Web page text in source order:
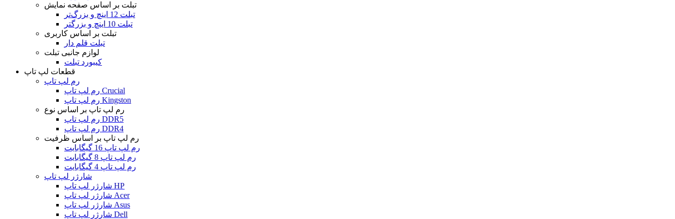
تبلت بر اساس صفحه نمایش
تبلت 12 اینچ و بزرگ‌تر
تبلت 10 اینچ و بزرگتر
تبلت بر اساس کاربری
تبلت قلم دار
لوازم جانبی تبلت
کیبورد تبلت
قطعات لپ تاپ
رم لپ تاپ
رم لپ تاپ Crucial
رم لپ تاپ Kingston
رم لپ تاپ بر اساس نوع
رم لپ تاپ DDR5
رم لپ تاپ DDR4
رم لپ تاپ بر اساس ظرفیت
رم لپ تاپ 16 گیگابایت
رم لپ تاپ 8 گیگابایت
رم لپ تاپ 4 گیگابایت
شارژر لپ تاپ
شارژر لپ تاپ HP
شارژر لپ تاپ Acer
شارژر لپ تاپ Asus
شارژر لپ تاپ Dell